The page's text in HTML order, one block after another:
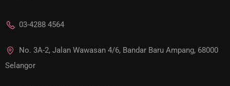
03-4288 4564
No. 3A-2, Jalan Wawasan 4/6, Bandar Baru Ampang, 68000
Selangor